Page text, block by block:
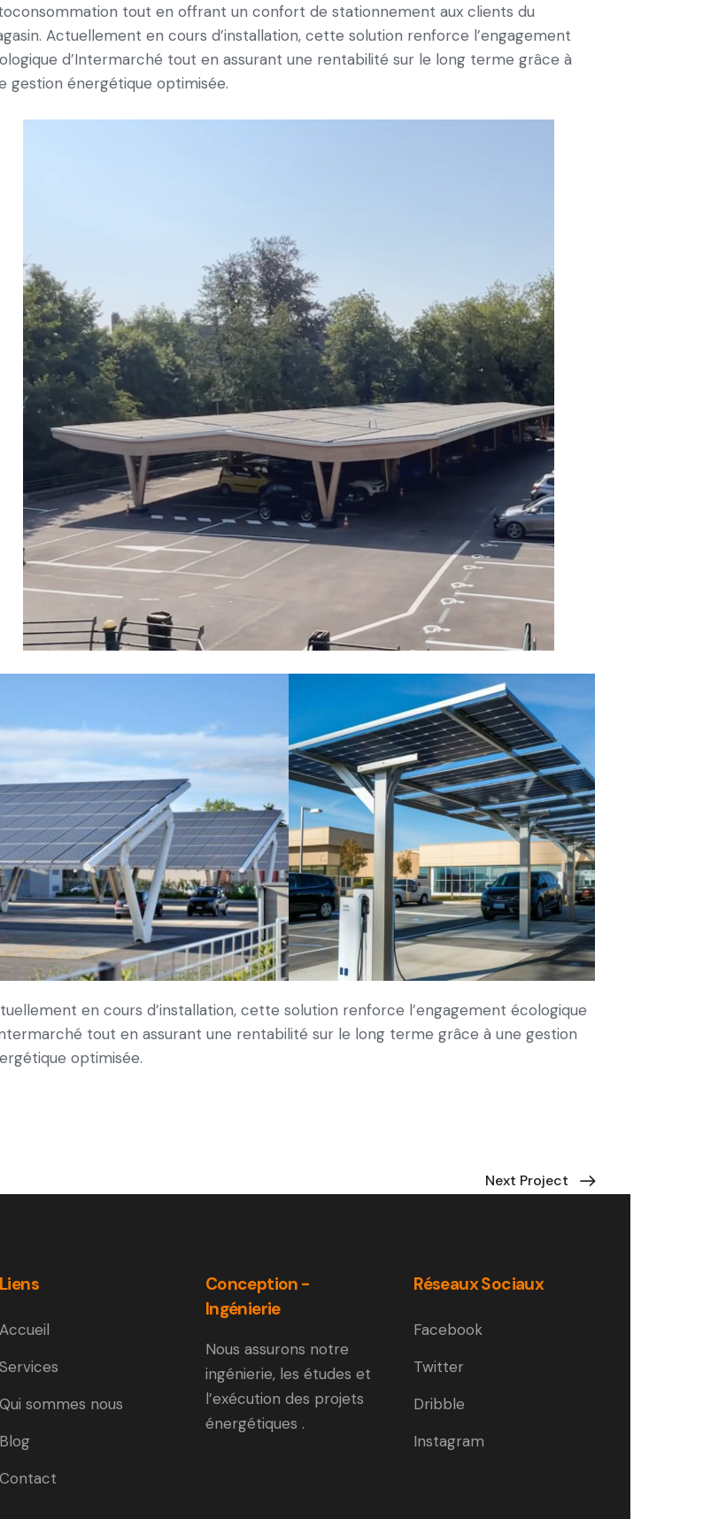
tout en offrant un confort de stationnement aux clients du
Actuellement en cours d’installation, cette solution renforce l’engagement
d’Intermarché tout en assurant une rentabilité sur le long terme grâce à
gestion énergétique optimisée.
en cours d’installation, cette solution renforce l’engagement écologique
tout en assurant une rentabilité sur le long terme grâce à une gestion
optimisée.
Next Project
Liens
Accueil
Services
Qui sommes nous
Blog
Contact
Conception -
Ingénierie
Nous assurons notre
ingénierie, les études et
l’exécution des projets
énergétiques .
Réseaux Sociaux
Facebook
Twitter
Dribble
Instagram